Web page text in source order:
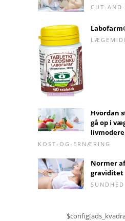
CUT-
Hvordan
gå op i
KOST-OG-ERNÆRING
Normer
graviditet
SUNDHED